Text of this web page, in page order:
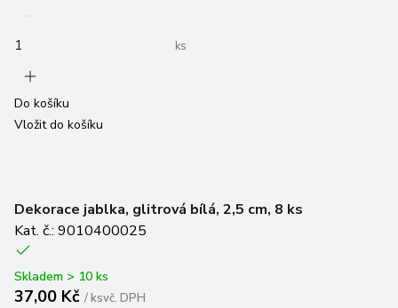
ks
Do košíku
Vložit do košíku
Dekorace jablka, glitrová bílá, 2,5 cm, 8 ks
Kat. č.: 9010400025
Skladem > 10 ks
37,00 Kč /ksvč. DPH